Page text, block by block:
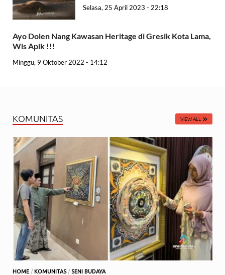
Selasa, 25 April 2023 - 22:18
Ayo Dolen Nang Kawasan Heritage di Gresik Kota Lama,
Wis Apik !!!
Minggu, 9 Oktober 2022 - 14:12
KOMUNITAS VIEW ALL
HOME / KOMUNITAS/ SENI BUDAYA